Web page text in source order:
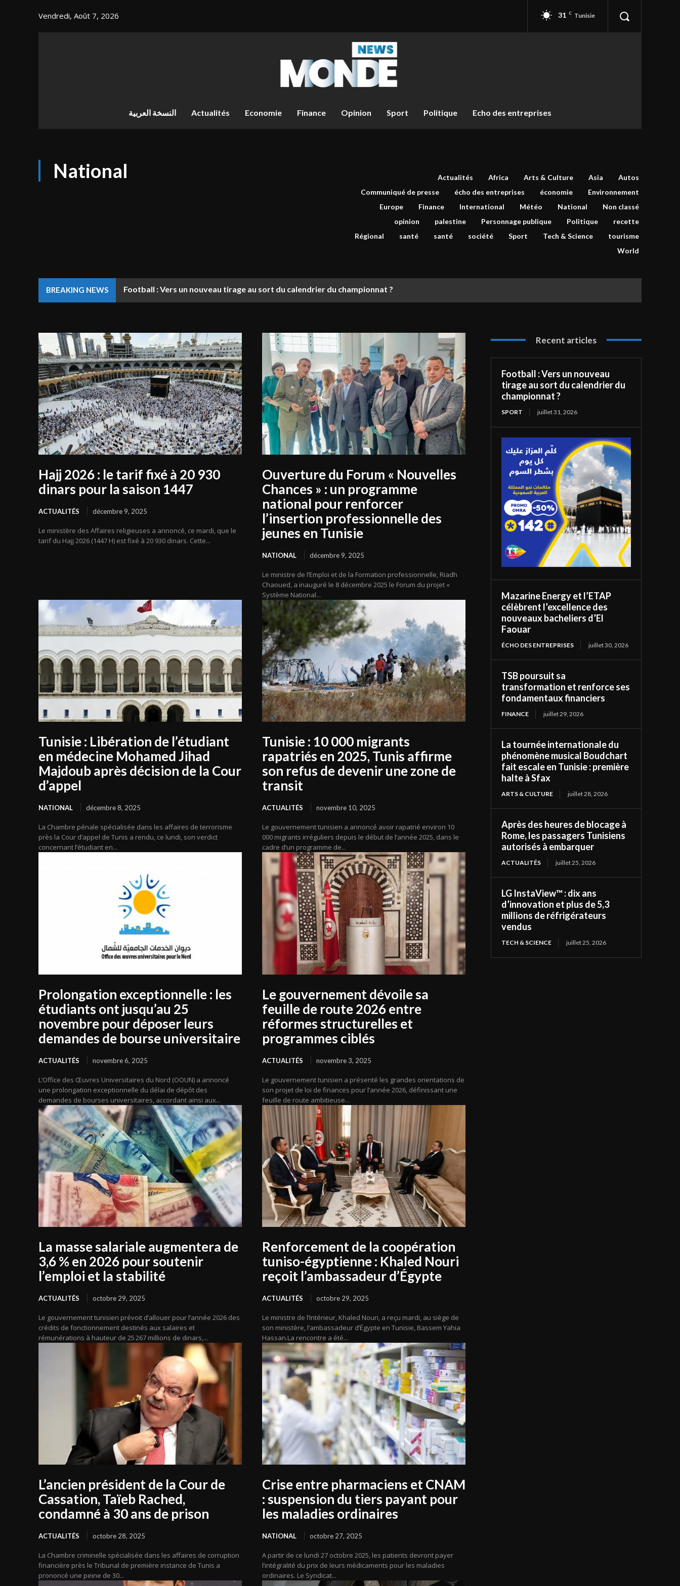
Vendredi, Août 7, 2026 31 C Tunisie
النسخة العربية Actualités Economie Finance Opinion Sport Politique Echo des entreprises
National Actualités Africa Arts & Culture Asia
Autos
Communiqué de presse
écho des entreprises économie
Environnement
Europe
Finance International Météo National
Non classé
opinion
palestine Personnage publique Politique
recette
Régional
santé santé société Sport Tech & Science
tourisme
World
BREAKING NEWS Football : Vers un nouveau tirage au sort du calendrier du championnat ?
Hajj 2026 : le tarif fixé à 20 930
dinars pour la saison 1447
ACTUALITÉS décembre 9, 2025
Le ministère des Affaires religieuses a annoncé, ce mardi, que le
tarif du Hajj 2026 (1447 H) est fixé à 20 930 dinars. Cette...
Ouverture du Forum « Nouvelles
Chances » : un programme
national pour renforcer
l’insertion professionnelle des
jeunes en Tunisie
NATIONAL décembre 9, 2025
Le ministre de l’Emploi et de la Formation professionnelle, Riadh
Chaoued, a inauguré le 8 décembre 2025 le Forum du projet «
Système National...
Tunisie : Libération de l’étudiant
en médecine Mohamed Jihad
Majdoub après décision de la Cour
d’appel
NATIONAL décembre 8, 2025
La Chambre pénale spécialisée dans les affaires de terrorisme
près la Cour d’appel de Tunis a rendu, ce lundi, son verdict
concernant l’étudiant en...
Tunisie : 10 000 migrants
rapatriés en 2025, Tunis affirme
son refus de devenir une zone de
transit
ACTUALITÉS novembre 10, 2025
Le gouvernement tunisien a annoncé avoir rapatrié environ 10
000 migrants irréguliers depuis le début de l’année 2025, dans le
cadre d’un programme de...
Prolongation exceptionnelle : les
étudiants ont jusqu’au 25
novembre pour déposer leurs
demandes de bourse universitaire
ACTUALITÉS novembre 6, 2025
L’Office des Œuvres Universitaires du Nord (OOUN) a annoncé
une prolongation exceptionnelle du délai de dépôt des
demandes de bourses universitaires, accordant ainsi aux...
Le gouvernement dévoile sa
feuille de route 2026 entre
réformes structurelles et
programmes ciblés
ACTUALITÉS novembre 3, 2025
Le gouvernement tunisien a présenté les grandes orientations de
son projet de loi de finances pour l’année 2026, définissant une
feuille de route ambitieuse...
La masse salariale augmentera de
3,6 % en 2026 pour soutenir
l’emploi et la stabilité
ACTUALITÉS octobre 29, 2025
Le gouvernement tunisien prévoit d’allouer pour l’année 2026 des
crédits de fonctionnement destinés aux salaires et
rémunérations à hauteur de 25 267 millions de dinars,...
Renforcement de la coopération
tuniso-égyptienne : Khaled Nouri
reçoit l’ambassadeur d’Égypte
ACTUALITÉS octobre 29, 2025
Le ministre de l’Intérieur, Khaled Nouri, a reçu mardi, au siège de
son ministère, l’ambassadeur d’Égypte en Tunisie, Bassem Yahia
Hassan.La rencontre a été...
L’ancien président de la Cour de
Cassation, Taïeb Rached,
condamné à 30 ans de prison
ACTUALITÉS octobre 28, 2025
La Chambre criminelle spécialisée dans les affaires de corruption
financière près le Tribunal de première instance de Tunis a
prononcé une peine de 30...
Crise entre pharmaciens et CNAM
: suspension du tiers payant pour
les maladies ordinaires
NATIONAL octobre 27, 2025
A partir de ce lundi 27 octobre 2025, les patients devront payer
l’intégralité du prix de leurs médicaments pour les maladies
ordinaires. Le Syndicat...
Recent articles
Football : Vers un nouveau
tirage au sort du calendrier du
championnat ?
SPORT juillet 31, 2026
Mazarine Energy et l’ETAP
célèbrent l’excellence des
nouveaux bacheliers d’El
Faouar
ÉCHO DES ENTREPRISES juillet 30, 2026
TSB poursuit sa
transformation et renforce ses
fondamentaux financiers
FINANCE juillet 29, 2026
La tournée internationale du
phénomène musical Boudchart
fait escale en Tunisie : première
halte à Sfax
ARTS & CULTURE juillet 28, 2026
Après des heures de blocage à
Rome, les passagers Tunisiens
autorisés à embarquer
ACTUALITÉS juillet 25, 2026
LG InstaView™ : dix ans
d’innovation et plus de 5,3
millions de réfrigérateurs
vendus
TECH & SCIENCE juillet 25, 2026